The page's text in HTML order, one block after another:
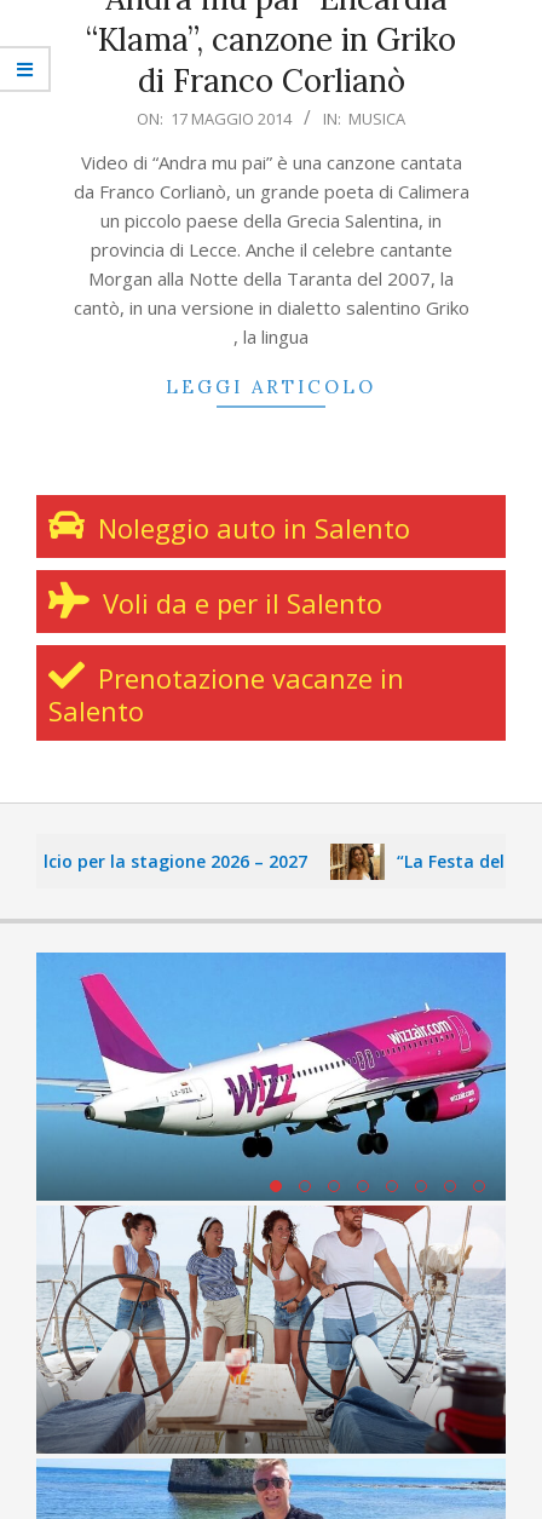
“Klama”, canzone in Griko
di Franco Corlianò
17
ON: 17 MAGGIO 2014 IN: MUSICA
Video di “Andra mu pai” è una canzone cantata
da Franco Corlianò, un grande poeta di Calimera
un piccolo paese della Grecia Salentina, in
provincia di Lecce. Anche il celebre cantante
Morgan alla Notte della Taranta del 2007, la
cantò, in una versione in dialetto salentino Griko
, la lingua
LEGGI ARTICOLO
Noleggio auto in Salento
Voli da e per il Salento
Prenotazione vacanze in
Salento
per la stagione 2026 – 2027 “La Festa delle